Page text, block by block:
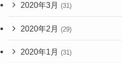
2020年3月 (31)
2020年2月 (29)
2020年1月 (31)